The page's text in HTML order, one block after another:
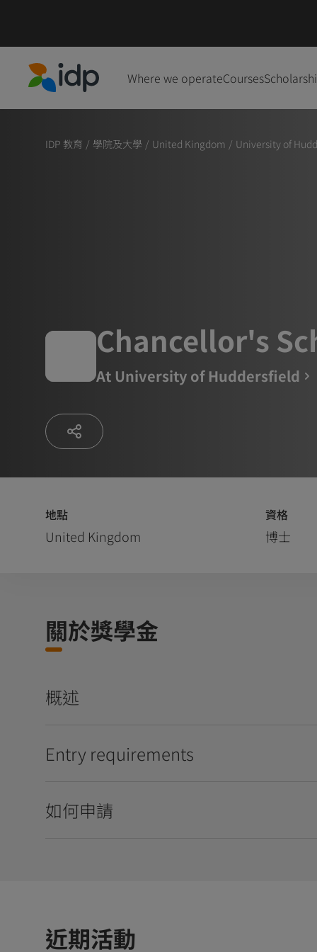
Where we operateCourses
IDP 教育 / 學院及大學 / United Kingdom / University of
Chancellor's
At University of Huddersfield
地點
United Kingdom
資格
博士
關於獎學金
概述
Entry requirements
如何申請
近期活動